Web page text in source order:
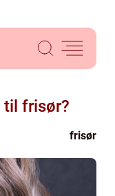
til frisør?
frisør